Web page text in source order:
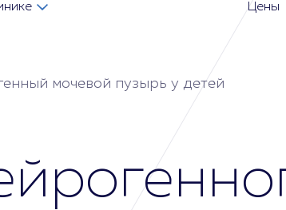
Цены
мочевой пузырь у детей